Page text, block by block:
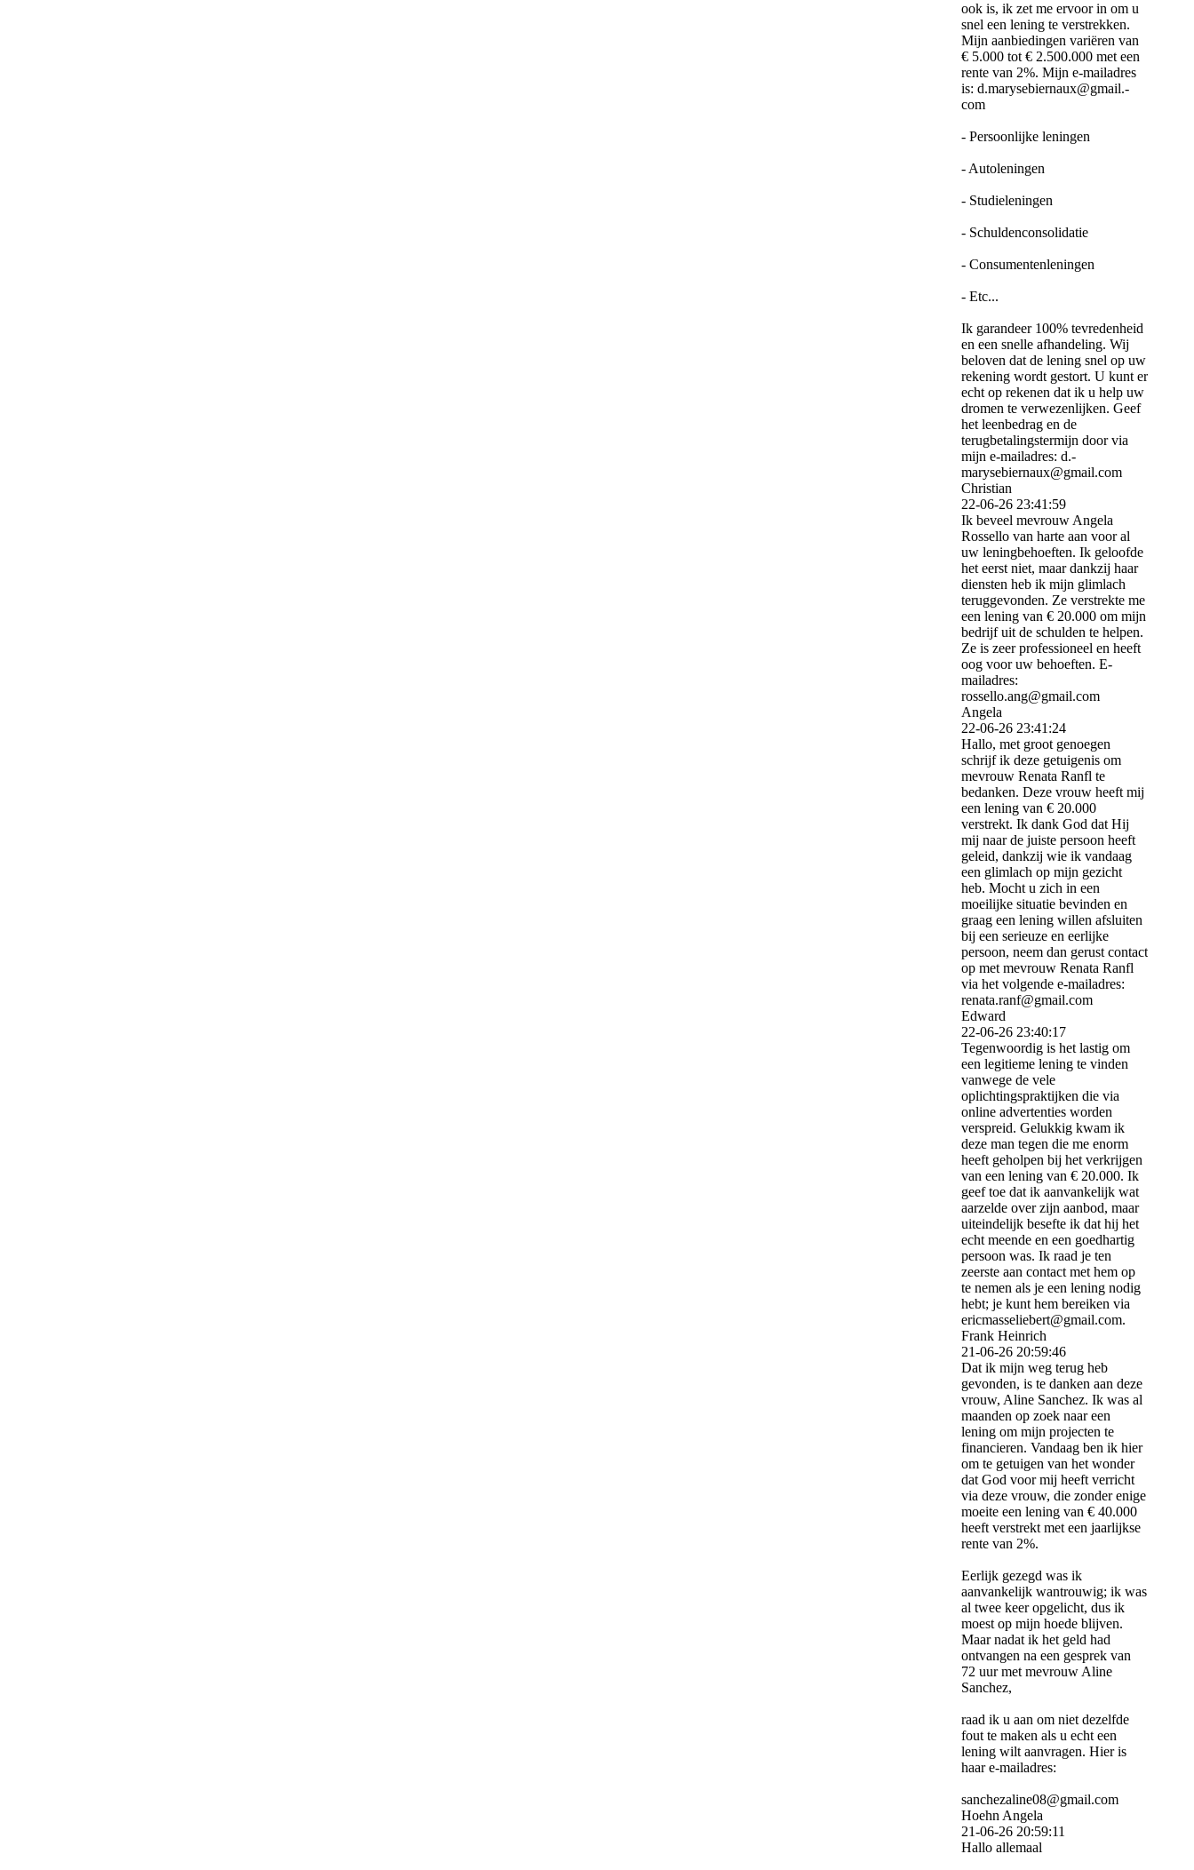
ook is, ik zet me ervoor in om u
snel een lening te verstrekken.
Mijn aanbiedingen variëren van
€ 5.000 tot € 2.500.000 met een
rente van 2%. Mijn e-mailadres
is: d.­marysebiernaux@­gmail.­
com
- Persoonlijke leningen
- Autoleningen
- Studieleningen
- Schuldenconsolidatie
- Consumentenleningen
- Etc...
Ik garandeer 100% tevredenheid
en een snelle afhandeling. Wij
beloven dat de lening snel op uw
rekening wordt gestort. U kunt er
echt op rekenen dat ik u help uw
dromen te verwezenlijken. Geef
het leenbedrag en de
terugbetalingstermijn door via
mijn e-mailadres: d.­
marysebiernaux@­gmail.­com
Christian
22-06-26 23:41:59
Ik beveel mevrouw Angela
Rossello van harte aan voor al
uw leningbehoeften. Ik geloofde
het eerst niet, maar dankzij haar
diensten heb ik mijn glimlach
teruggevonden. Ze verstrekte me
een lening van € 20.000 om mijn
bedrijf uit de schulden te helpen.
Ze is zeer professioneel en heeft
oog voor uw behoeften. E-
mailadres:
rossello.ang@gmail.com
Angela
22-06-26 23:41:24
Hallo, met groot genoegen
schrijf ik deze getuigenis om
mevrouw Renata Ranfl te
bedanken. Deze vrouw heeft mij
een lening van € 20.000
verstrekt. Ik dank God dat Hij
mij naar de juiste persoon heeft
geleid, dankzij wie ik vandaag
een glimlach op mijn gezicht
heb. Mocht u zich in een
moeilijke situatie bevinden en
graag een lening willen afsluiten
bij een serieuze en eerlijke
persoon, neem dan gerust contact
op met mevrouw Renata Ranfl
via het volgende e-mailadres:
renata.ranf@gmail.com
Edward
22-06-26 23:40:17
Tegenwoordig is het lastig om
een ​​legitieme lening te vinden
vanwege de vele
oplichtingspraktijken die via
online advertenties worden
verspreid. Gelukkig kwam ik
deze man tegen die me enorm
heeft geholpen bij het verkrijgen
van een lening van € 20.000. Ik
geef toe dat ik aanvankelijk wat
aarzelde over zijn aanbod, maar
uiteindelijk besefte ik dat hij het
echt meende en een goedhartig
persoon was. Ik raad je ten
zeerste aan contact met hem op
te nemen als je een lening nodig
hebt; je kunt hem bereiken via
ericmasseliebert@­gmail.­com.­
Frank Heinrich
21-06-26 20:59:46
Dat ik mijn weg terug heb
gevonden, is te danken aan deze
vrouw, Aline Sanchez. Ik was al
maanden op zoek naar een
lening om mijn projecten te
financieren. Vandaag ben ik hier
om te getuigen van het wonder
dat God voor mij heeft verricht
via deze vrouw, die zonder enige
moeite een lening van € 40.000
heeft verstrekt met een jaarlijkse
rente van 2%.
Eerlijk gezegd was ik
aanvankelijk wantrouwig; ik was
al twee keer opgelicht, dus ik
moest op mijn hoede blijven.
Maar nadat ik het geld had
ontvangen na een gesprek van
72 uur met mevrouw Aline
Sanchez,
raad ik u aan om niet dezelfde
fout te maken als u echt een
lening wilt aanvragen. Hier is
haar e-mailadres:
sanchezaline08@­gmail.­com
Hoehn Angela
21-06-26 20:59:11
Hallo allemaal